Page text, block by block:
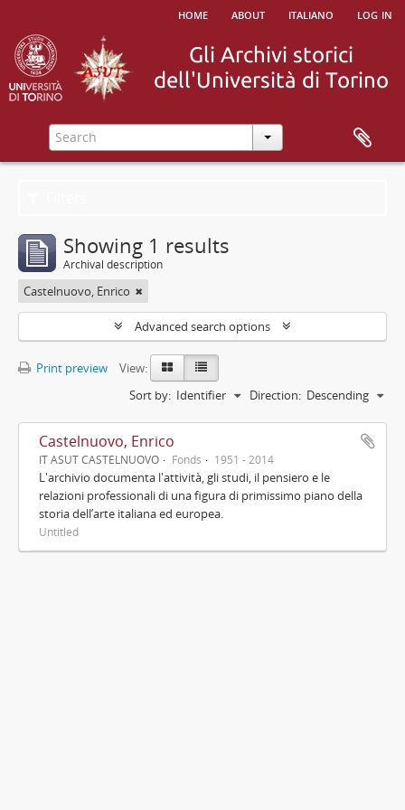
home about italiano log in
Showing 1 results
Archival description
Castelnuovo, Enrico
Advanced search options
Print preview
View:
Sort by: Identifier Direction: Descending
Castelnuovo, Enrico
IT ASUT CASTELNUOVO Fonds 1951 - 2014
L'archivio documenta l'attività, gli studi, il pensiero e le
relazioni professionali di una figura di primissimo piano della
storia dell’arte italiana ed europea.
Untitled